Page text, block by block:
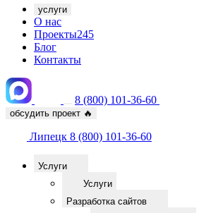
услуги
О нас
Проекты245
Блог
Контакты
8 (800) 101-36-60
обсудить проект 🔥
Липецк 8 (800) 101-36-60
Услуги
Услуги
Разработка сайтов